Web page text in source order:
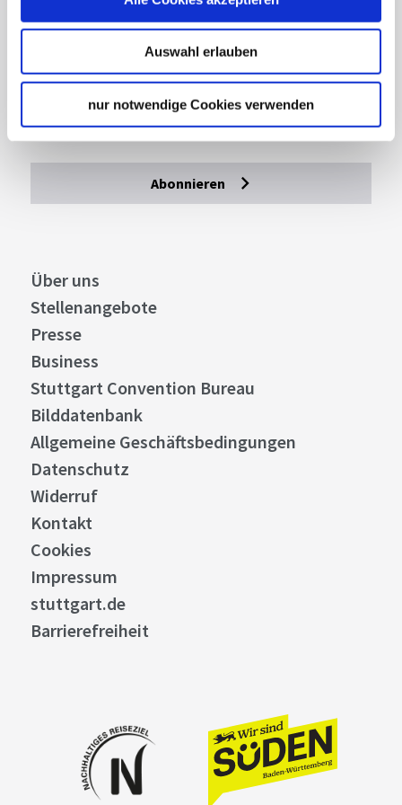
Auswahl erlauben
nur notwendige Cookies verwenden
Lassen Sie sich inspirieren!
Mit unserem Newsletter bleiben Sie zu Events,
Highlights und aktuellen Angeboten in
Stuttgart und Region immer up-to-date.
Abonnieren
Über uns
Stellenangebote
Presse
Business
Stuttgart Convention Bureau
Bilddatenbank
Allgemeine Geschäftsbedingungen
Datenschutz
Widerruf
Kontakt
Cookies
Impressum
stuttgart.de
Barrierefreiheit